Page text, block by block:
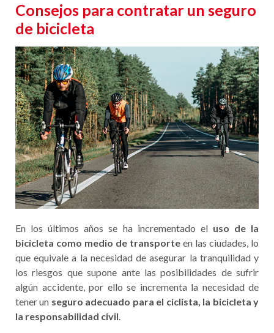
Consejos para contratar un seguro
de bicicleta
En los últimos años se ha incrementado el uso de la
bicicleta como medio de transporte en las ciudades, lo
que equivale a la necesidad de asegurar la tranquilidad y
los riesgos que supone ante las posibilidades de sufrir
algún accidente, por ello se incrementa la necesidad de
tener un seguro adecuado para el ciclista, la bicicleta y
la responsabilidad civil.